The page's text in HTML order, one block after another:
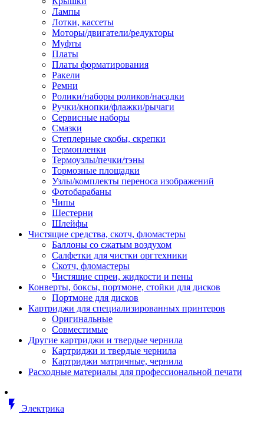
Ящик для хранения инструмента и
Анкер болтовой
Болт анкерный
Болт с т-образной головкой
Болт с шестигранной головкой
Винт с кольцом
Гайка длинная
Гайка скользящая
Гайка стопорная
Лента монтажная
Основание монтажное для
стяжек и элементов
Растворитель
Саморез
Саморез по дереву
Скоба такелажная, шакл
Стержень резьбовой
Хомут резьбовой u-образной
(стремянка)
Шайба
Шпилька резьбовая
Лампы
Лотки, кассеты
Моторы/двигатели/редукторы
Муфты
Платы
Платы форматирования
Ракели
Ремни
Ролики/наборы роликов/насадки
Ручки/кнопки/флажки/рычаги
Сервисные наборы
Смазки
Степлерные скобы, скрепки
Термопленки
Термоузлы/печки/тэны
Тормозные площадки
Узлы/комплекты переноса изображений
Фотобарабаны
Чипы
Шестерни
Шлейфы
Чистящие средства, скотч, фломастеры
Баллоны со сжатым воздухом
Салфетки для чистки оргтехники
Скотч, фломастеры
Чистящие спреи, жидкости и пены
Конверты, боксы, портмоне, стойки для дисков
Портмоне для дисков
Картриджи для специализированных принтеров
Оригинальные
Совместимые
Другие картриджи и твердые чернила
Картриджи и твердые чернила
Картриджи матричные, чернила
Расходные материалы для профессиональной печати
flash_on
Электрика